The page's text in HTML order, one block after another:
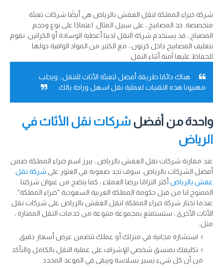
شركة خبراء المملكة لنقل العفش بالرياض هي أيضًا شركات تعبئة
متخصصة. خذ المصابيح ، على سبيل المثال. اعتمادًا على نوع وحجم
المصباح ، قد يستخدم شركة النقل لدينا أغطية الوسادة أو الكراتين. نقوم
بتغليف المصابيح داخل كرتون ، مع الكثير من المواد الواقية حولها
للحفاظ عليها آمنة أثناء النقل.
هناك دائمًا طريقة أفضل لتعبئة الأثاث للتنقل ، ويجلب
مهنيونا هذه التقنيات لعملية نقل اسهل وراحة بالك.
واحدة من أفضل شركات نقل الأثاث في
الرياض
عند مقارنة شركات نقل العفش بالرياض ، يبرز اسم خبراء المملكة ضمن
أفضل الشركات بالرياض. سوف تجد صعوبة في العثور على شركة نقل
عفش بالرياض أكثر التزامًا برضا العملاء ، كما يتضح من عنوان شركتنا
الممنوح لنا من قبل حكومة المملكة العربية السعودية "خبراء المملكة".
عندما تختار شركة خبراء المملكة لنقل العفش بالرياض على شركات نقل
الأثاث الأخرى ، ستستمتع بمجموعة متنوعة من خدمات النقل الممتازة ،
مثل:
استشارة مجانية في منزلك أو عملك تتضمن عرض أسعار دقيق
تكليفك بمنسق شخصي للإشراف على عملية النقل بالكامل والتأكد
من أن كل شيء يسير بسلاسة ويبقى في الموعد المحدد